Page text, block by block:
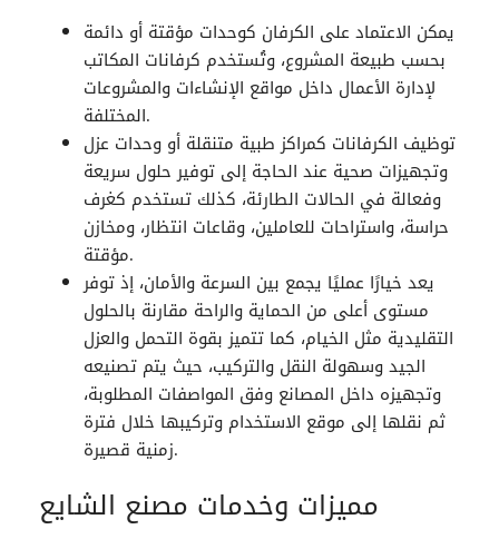
يمكن الاعتماد على الكرفان كوحدات مؤقتة أو دائمة
بحسب طبيعة المشروع، وتُستخدم كرفانات المكاتب
لإدارة الأعمال داخل مواقع الإنشاءات والمشروعات
المختلفة.
توظيف الكرفانات كمراكز طبية متنقلة أو وحدات عزل
وتجهيزات صحية عند الحاجة إلى توفير حلول سريعة
وفعالة في الحالات الطارئة، كذلك تستخدم كغرف
حراسة، واستراحات للعاملين، وقاعات انتظار، ومخازن
مؤقتة.
يعد خيارًا عمليًا يجمع بين السرعة والأمان، إذ توفر
مستوى أعلى من الحماية والراحة مقارنة بالحلول
التقليدية مثل الخيام، كما تتميز بقوة التحمل والعزل
الجيد وسهولة النقل والتركيب، حيث يتم تصنيعه
وتجهيزه داخل المصانع وفق المواصفات المطلوبة،
ثم نقلها إلى موقع الاستخدام وتركيبها خلال فترة
زمنية قصيرة.
مميزات وخدمات مصنع الشايع